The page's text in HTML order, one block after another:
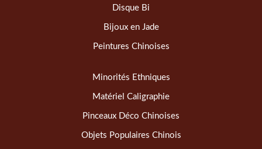
Disque Bi
Bijoux en Jade
Peintures Chinoises
Minorités Ethniques
Matériel Caligraphie
Pinceaux Déco Chinoises
Objets Populaires Chinois